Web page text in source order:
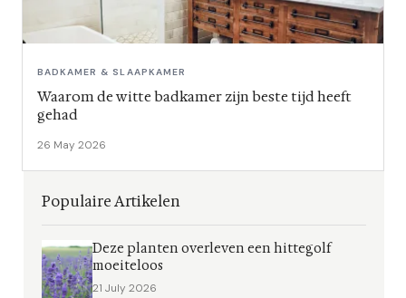
BADKAMER & SLAAPKAMER
Waarom de witte badkamer zijn beste tijd heeft
gehad
26 May 2026
Populaire Artikelen
Deze planten overleven een hittegolf
moeiteloos
21 July 2026